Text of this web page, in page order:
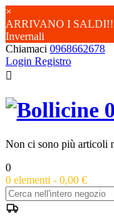
×
ARRIVANO I SALDI!!!
Invernali
Chiamaci 0968662678
Login Registro

Non ci sono più articoli
0
0 elementi - 0,00 €